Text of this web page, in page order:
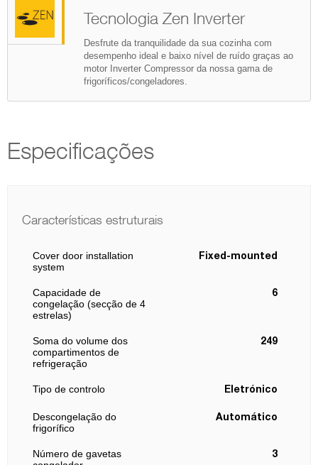
Tecnologia Zen Inverter
Desfrute da tranquilidade da sua cozinha com
desempenho ideal e baixo nível de ruído graças ao
motor Inverter Compressor da nossa gama de
frigoríficos/congeladores.
Especificações
Características estruturais
Cover door installation
system
Fixed-mounted
Capacidade de
congelação (secção de 4
estrelas)
6
Soma do volume dos
compartimentos de
refrigeração
249
Tipo de controlo Eletrónico
Descongelação do
frigorífico
Automático
Número de gavetas
3